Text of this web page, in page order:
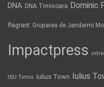
DNA DNA Timisoara Dominic
flagrant Gruparea de Jandarmi
Impactpress
ISU Timis Iulius Town Iulius